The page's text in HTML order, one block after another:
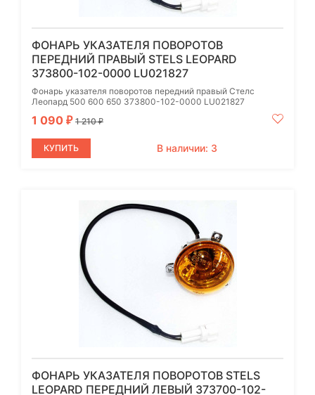
ФОНАРЬ УКАЗАТЕЛЯ ПОВОРОТОВ
ПЕРЕДНИЙ ПРАВЫЙ STELS LEOPARD
373800-102-0000 LU021827
Фонарь указателя поворотов передний правый Стелс
Леопард 500 600 650 373800-102-0000 LU021827
1 090 ₽ 1 210₽
КУПИТЬ В наличии: 3
ФОНАРЬ УКАЗАТЕЛЯ ПОВОРОТОВ STELS
LEOPARD ПЕРЕДНИЙ ЛЕВЫЙ 373700-102-